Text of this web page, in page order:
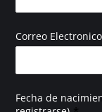
Correo
Fecha de